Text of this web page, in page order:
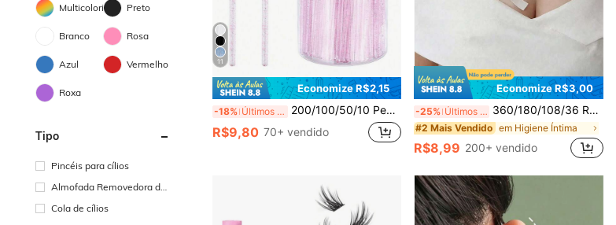
Multicolorido Preto
Branco Rosa
Azul Vermelho
Roxa
Tipo
Pincéis para cílios
Almofada Removedora de
Cola de cílios
11
Economize R$2,15
-18% Últimos 3 dias 200/100/50/10 Peças Escova de Cílios, Escova de Máscara de Cílios (Com Caixa de Armazenamento), Escova de Sobrancelha Descartável Flexível, Escova de Extensão de Cílios, Escova de Sobrancelha, Escova de Óleo de Rícino (Pó de Cristal), Brindes, Essencial
R$9,80 70+ vendido
Economize R$3,00
-25% Últimos 2 dias 360/180/108/36 Rolos Fita Adesiva Dupla Face para Roupas da Moda, Fita Adesiva para Roupas da Moda à Prova d'Água, Fita Pele-Tecido, Fita Corporal com Adesivo Forte, Transparente Adequada para Todos os Tons de Pele
#2 Mais Vendido em Higiene Íntima
R$8,99 200+ vendido